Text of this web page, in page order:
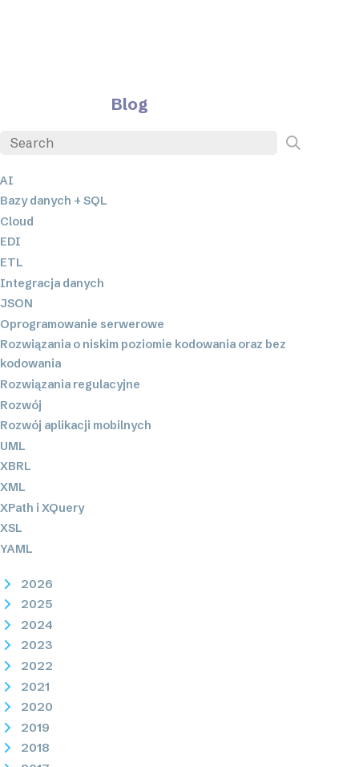
Blog
AI
Bazy danych + SQL
Cloud
EDI
ETL
Integracja danych
JSON
Oprogramowanie serwerowe
Rozwiązania o niskim poziomie kodowania oraz bez
kodowania
Rozwiązania regulacyjne
Rozwój
Rozwój aplikacji mobilnych
UML
XBRL
XML
XPath i XQuery
XSL
YAML
2026
2025
2024
2023
2022
2021
2020
2019
2018